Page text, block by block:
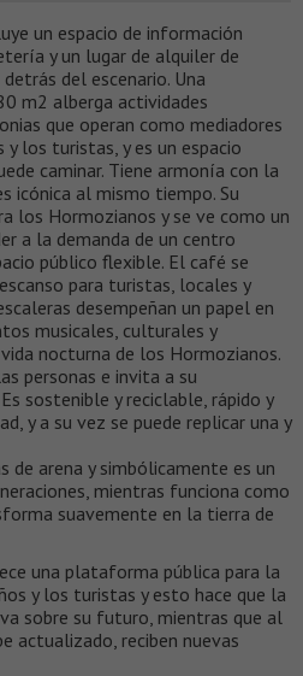
un espacio de información
y un lugar de alquiler de
del escenario. Una
m2 alberga actividades
que operan como mediadores
los turistas, y es un espacio
caminar. Tiene armonía con la
icónica al mismo tiempo. Su
los Hormozianos y se ve como un
a la demanda de un centro
público flexible. El café se
para turistas, locales y
desempeñan un papel en
musicales, culturales y
nocturna de los Hormozianos.
personas e invita a su
sostenible y reciclable, rápido y
y a su vez se puede replicar una y
de arena y simbólicamente es un
mientras funciona como
suavemente en la tierra de
una plataforma pública para la
y los turistas y esto hace que la
sobre su futuro, mientras que al
actualizado, reciben nuevas